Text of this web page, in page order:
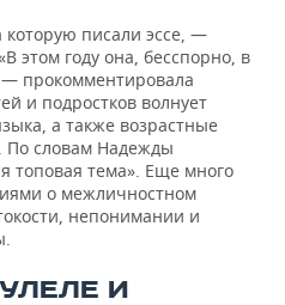
писали эссе, —
этом году она, бесспорно, в
прокомментировала
и подростков волнует
а также возрастные
По словам Надежды
топовая тема». Еще много
о межличностном
непонимании и
И